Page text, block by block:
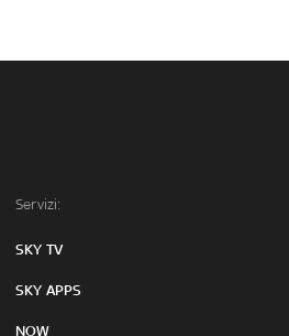
Servizi:
SKY TV
SKY APPS
NOW